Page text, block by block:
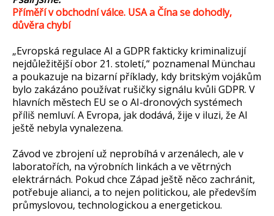
Příměří v obchodní válce. USA a Čína se dohodly,
důvěra chybí
„Evropská regulace AI a GDPR fakticky kriminalizují
nejdůležitější obor 21. století,“ poznamenal Münchau
a poukazuje na bizarní příklady, kdy britským vojákům
bylo zakázáno používat rušičky signálu kvůli GDPR. V
hlavních městech EU se o AI-dronových systémech
příliš nemluví. A Evropa, jak dodává, žije v iluzi, že AI
ještě nebyla vynalezena.
Závod ve zbrojení už neprobíhá v arzenálech, ale v
laboratořích, na výrobních linkách a ve větrných
elektrárnách. Pokud chce Západ ještě něco zachránit,
potřebuje alianci, a to nejen politickou, ale především
průmyslovou, technologickou a energetickou.